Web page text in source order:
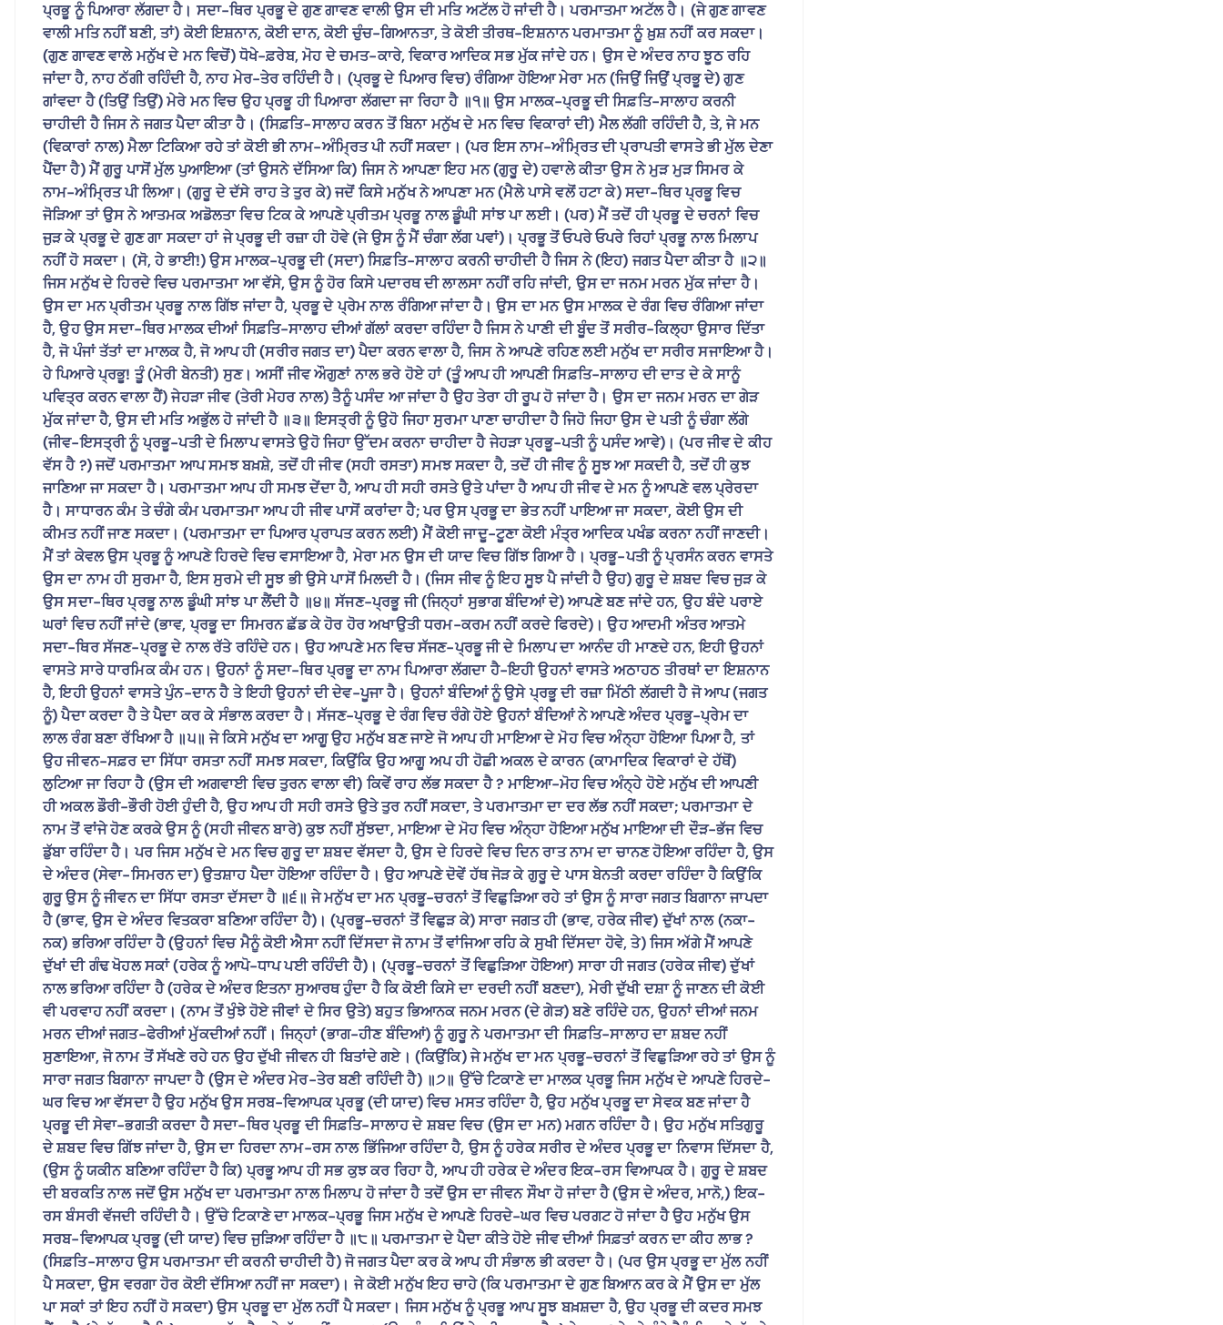
ਪ੍ਰਭੂ ਨੂੰ ਪਿਆਰਾ ਲੱਗਦਾ ਹੈ। ਸਦਾ-ਥਿਰ ਪ੍ਰਭੂ ਦੇ ਗੁਣ ਗਾਵਣ ਵਾਲੀ ਉਸ ਦੀ ਮਤਿ ਅਟੱਲ ਹੋ ਜਾਂਦੀ ਹੈ। ਪਰਮਾਤਮਾ ਅਟੱਲ ਹੈ। (ਜੇ ਗੁਣ ਗਾਵਣ
ਵਾਲੀ ਮਤਿ ਨਹੀਂ ਬਣੀ, ਤਾਂ) ਕੋਈ ਇਸ਼ਨਾਨ, ਕੋਈ ਦਾਨ, ਕੋਈ ਚੁੰਚ-ਗਿਆਨਤਾ, ਤੇ ਕੋਈ ਤੀਰਥ-ਇਸ਼ਨਾਨ ਪਰਮਾਤਮਾ ਨੂੰ ਖ਼ੁਸ਼ ਨਹੀਂ ਕਰ ਸਕਦਾ।
(ਗੁਣ ਗਾਵਣ ਵਾਲੇ ਮਨੁੱਖ ਦੇ ਮਨ ਵਿਚੋਂ) ਧੋਖੇ-ਫ਼ਰੇਬ, ਮੋਹ ਦੇ ਚਮਤ-ਕਾਰੇ, ਵਿਕਾਰ ਆਦਿਕ ਸਭ ਮੁੱਕ ਜਾਂਦੇ ਹਨ। ਉਸ ਦੇ ਅੰਦਰ ਨਾਹ ਝੂਠ ਰਹਿ
ਜਾਂਦਾ ਹੈ, ਨਾਹ ਠੱਗੀ ਰਹਿੰਦੀ ਹੈ, ਨਾਹ ਮੇਰ-ਤੇਰ ਰਹਿੰਦੀ ਹੈ। (ਪ੍ਰਭੂ ਦੇ ਪਿਆਰ ਵਿਚ) ਰੰਗਿਆ ਹੋਇਆ ਮੇਰਾ ਮਨ (ਜਿਉਂ ਜਿਉਂ ਪ੍ਰਭੂ ਦੇ) ਗੁਣ
ਗਾਂਵਦਾ ਹੈ (ਤਿਉਂ ਤਿਉਂ) ਮੇਰੇ ਮਨ ਵਿਚ ਉਹ ਪ੍ਰਭੂ ਹੀ ਪਿਆਰਾ ਲੱਗਦਾ ਜਾ ਰਿਹਾ ਹੈ ॥੧॥ ਉਸ ਮਾਲਕ-ਪ੍ਰਭੂ ਦੀ ਸਿਫ਼ਤਿ-ਸਾਲਾਹ ਕਰਨੀ
ਚਾਹੀਦੀ ਹੈ ਜਿਸ ਨੇ ਜਗਤ ਪੈਦਾ ਕੀਤਾ ਹੈ। (ਸਿਫ਼ਤਿ-ਸਾਲਾਹ ਕਰਨ ਤੋਂ ਬਿਨਾ ਮਨੁੱਖ ਦੇ ਮਨ ਵਿਚ ਵਿਕਾਰਾਂ ਦੀ) ਮੈਲ ਲੱਗੀ ਰਹਿੰਦੀ ਹੈ, ਤੇ, ਜੇ ਮਨ
(ਵਿਕਾਰਾਂ ਨਾਲ) ਮੈਲਾ ਟਿਕਿਆ ਰਹੇ ਤਾਂ ਕੋਈ ਭੀ ਨਾਮ-ਅੰਮ੍ਰਿਤ ਪੀ ਨਹੀਂ ਸਕਦਾ। (ਪਰ ਇਸ ਨਾਮ-ਅੰਮ੍ਰਿਤ ਦੀ ਪ੍ਰਾਪਤੀ ਵਾਸਤੇ ਭੀ ਮੁੱਲ ਦੇਣਾ
ਪੈਂਦਾ ਹੈ) ਮੈਂ ਗੁਰੂ ਪਾਸੋਂ ਮੁੱਲ ਪੁਆਇਆ (ਤਾਂ ਉਸਨੇ ਦੱਸਿਆ ਕਿ) ਜਿਸ ਨੇ ਆਪਣਾ ਇਹ ਮਨ (ਗੁਰੂ ਦੇ) ਹਵਾਲੇ ਕੀਤਾ ਉਸ ਨੇ ਮੁੜ ਮੁੜ ਸਿਮਰ ਕੇ
ਨਾਮ-ਅੰਮ੍ਰਿਤ ਪੀ ਲਿਆ। (ਗੁਰੂ ਦੇ ਦੱਸੇ ਰਾਹ ਤੇ ਤੁਰ ਕੇ) ਜਦੋਂ ਕਿਸੇ ਮਨੁੱਖ ਨੇ ਆਪਣਾ ਮਨ (ਮੈਲੇ ਪਾਸੇ ਵਲੋਂ ਹਟਾ ਕੇ) ਸਦਾ-ਥਿਰ ਪ੍ਰਭੂ ਵਿਚ
ਜੋੜਿਆ ਤਾਂ ਉਸ ਨੇ ਆਤਮਕ ਅਡੋਲਤਾ ਵਿਚ ਟਿਕ ਕੇ ਆਪਣੇ ਪ੍ਰੀਤਮ ਪ੍ਰਭੂ ਨਾਲ ਡੂੰਘੀ ਸਾਂਝ ਪਾ ਲਈ। (ਪਰ) ਮੈਂ ਤਦੋਂ ਹੀ ਪ੍ਰਭੂ ਦੇ ਚਰਨਾਂ ਵਿਚ
ਜੁੜ ਕੇ ਪ੍ਰਭੂ ਦੇ ਗੁਣ ਗਾ ਸਕਦਾ ਹਾਂ ਜੇ ਪ੍ਰਭੂ ਦੀ ਰਜ਼ਾ ਹੀ ਹੋਵੇ (ਜੇ ਉਸ ਨੂੰ ਮੈਂ ਚੰਗਾ ਲੱਗ ਪਵਾਂ)। ਪ੍ਰਭੂ ਤੋਂ ਓਪਰੇ ਓਪਰੇ ਰਿਹਾਂ ਪ੍ਰਭੂ ਨਾਲ ਮਿਲਾਪ
ਨਹੀਂ ਹੋ ਸਕਦਾ। (ਸੋ, ਹੇ ਭਾਈ!) ਉਸ ਮਾਲਕ-ਪ੍ਰਭੂ ਦੀ (ਸਦਾ) ਸਿਫ਼ਤਿ-ਸਾਲਾਹ ਕਰਨੀ ਚਾਹੀਦੀ ਹੈ ਜਿਸ ਨੇ (ਇਹ) ਜਗਤ ਪੈਦਾ ਕੀਤਾ ਹੈ ॥੨॥
ਜਿਸ ਮਨੁੱਖ ਦੇ ਹਿਰਦੇ ਵਿਚ ਪਰਮਾਤਮਾ ਆ ਵੱਸੇ, ਉਸ ਨੂੰ ਹੋਰ ਕਿਸੇ ਪਦਾਰਥ ਦੀ ਲਾਲਸਾ ਨਹੀਂ ਰਹਿ ਜਾਂਦੀ, ਉਸ ਦਾ ਜਨਮ ਮਰਨ ਮੁੱਕ ਜਾਂਦਾ ਹੈ।
ਉਸ ਦਾ ਮਨ ਪ੍ਰੀਤਮ ਪ੍ਰਭੂ ਨਾਲ ਗਿੱਝ ਜਾਂਦਾ ਹੈ, ਪ੍ਰਭੂ ਦੇ ਪ੍ਰੇਮ ਨਾਲ ਰੰਗਿਆ ਜਾਂਦਾ ਹੈ। ਉਸ ਦਾ ਮਨ ਉਸ ਮਾਲਕ ਦੇ ਰੰਗ ਵਿਚ ਰੰਗਿਆ ਜਾਂਦਾ
ਹੈ, ਉਹ ਉਸ ਸਦਾ-ਥਿਰ ਮਾਲਕ ਦੀਆਂ ਸਿਫ਼ਤਿ-ਸਾਲਾਹ ਦੀਆਂ ਗੱਲਾਂ ਕਰਦਾ ਰਹਿੰਦਾ ਹੈ ਜਿਸ ਨੇ ਪਾਣੀ ਦੀ ਬੂੰਦ ਤੋਂ ਸਰੀਰ-ਕਿਲ੍ਹਾ ਉਸਾਰ ਦਿੱਤਾ
ਹੈ, ਜੋ ਪੰਜਾਂ ਤੱਤਾਂ ਦਾ ਮਾਲਕ ਹੈ, ਜੋ ਆਪ ਹੀ (ਸਰੀਰ ਜਗਤ ਦਾ) ਪੈਦਾ ਕਰਨ ਵਾਲਾ ਹੈ, ਜਿਸ ਨੇ ਆਪਣੇ ਰਹਿਣ ਲਈ ਮਨੁੱਖ ਦਾ ਸਰੀਰ ਸਜਾਇਆ ਹੈ।
ਹੇ ਪਿਆਰੇ ਪ੍ਰਭੂ! ਤੂੰ (ਮੇਰੀ ਬੇਨਤੀ) ਸੁਣ। ਅਸੀਂ ਜੀਵ ਔਗੁਣਾਂ ਨਾਲ ਭਰੇ ਹੋਏ ਹਾਂ (ਤੂੰ ਆਪ ਹੀ ਆਪਣੀ ਸਿਫ਼ਤਿ-ਸਾਲਾਹ ਦੀ ਦਾਤ ਦੇ ਕੇ ਸਾਨੂੰ
ਪਵਿਤ੍ਰ ਕਰਨ ਵਾਲਾ ਹੈਂ) ਜੇਹੜਾ ਜੀਵ (ਤੇਰੀ ਮੇਹਰ ਨਾਲ) ਤੈਨੂੰ ਪਸੰਦ ਆ ਜਾਂਦਾ ਹੈ ਉਹ ਤੇਰਾ ਹੀ ਰੂਪ ਹੋ ਜਾਂਦਾ ਹੈ। ਉਸ ਦਾ ਜਨਮ ਮਰਨ ਦਾ ਗੇੜ
ਮੁੱਕ ਜਾਂਦਾ ਹੈ, ਉਸ ਦੀ ਮਤਿ ਅਭੁੱਲ ਹੋ ਜਾਂਦੀ ਹੈ ॥੩॥ ਇਸਤ੍ਰੀ ਨੂੰ ਉਹੋ ਜਿਹਾ ਸੁਰਮਾ ਪਾਣਾ ਚਾਹੀਦਾ ਹੈ ਜਿਹੋ ਜਿਹਾ ਉਸ ਦੇ ਪਤੀ ਨੂੰ ਚੰਗਾ ਲੱਗੇ
(ਜੀਵ-ਇਸਤ੍ਰੀ ਨੂੰ ਪ੍ਰਭੂ-ਪਤੀ ਦੇ ਮਿਲਾਪ ਵਾਸਤੇ ਉਹੋ ਜਿਹਾ ਉੱਦਮ ਕਰਨਾ ਚਾਹੀਦਾ ਹੈ ਜੇਹੜਾ ਪ੍ਰਭੂ-ਪਤੀ ਨੂੰ ਪਸੰਦ ਆਵੇ)। (ਪਰ ਜੀਵ ਦੇ ਕੀਹ
ਵੱਸ ਹੈ ?) ਜਦੋਂ ਪਰਮਾਤਮਾ ਆਪ ਸਮਝ ਬਖ਼ਸ਼ੇ, ਤਦੋਂ ਹੀ ਜੀਵ (ਸਹੀ ਰਸਤਾ) ਸਮਝ ਸਕਦਾ ਹੈ, ਤਦੋਂ ਹੀ ਜੀਵ ਨੂੰ ਸੂਝ ਆ ਸਕਦੀ ਹੈ, ਤਦੋਂ ਹੀ ਕੁਝ
ਜਾਣਿਆ ਜਾ ਸਕਦਾ ਹੈ। ਪਰਮਾਤਮਾ ਆਪ ਹੀ ਸਮਝ ਦੇਂਦਾ ਹੈ, ਆਪ ਹੀ ਸਹੀ ਰਸਤੇ ਉਤੇ ਪਾਂਦਾ ਹੈ ਆਪ ਹੀ ਜੀਵ ਦੇ ਮਨ ਨੂੰ ਆਪਣੇ ਵਲ ਪ੍ਰੇਰਦਾ
ਹੈ। ਸਾਧਾਰਨ ਕੰਮ ਤੇ ਚੰਗੇ ਕੰਮ ਪਰਮਾਤਮਾ ਆਪ ਹੀ ਜੀਵ ਪਾਸੋਂ ਕਰਾਂਦਾ ਹੈ; ਪਰ ਉਸ ਪ੍ਰਭੂ ਦਾ ਭੇਤ ਨਹੀਂ ਪਾਇਆ ਜਾ ਸਕਦਾ, ਕੋਈ ਉਸ ਦੀ
ਕੀਮਤ ਨਹੀਂ ਜਾਣ ਸਕਦਾ। (ਪਰਮਾਤਮਾ ਦਾ ਪਿਆਰ ਪ੍ਰਾਪਤ ਕਰਨ ਲਈ) ਮੈਂ ਕੋਈ ਜਾਦੂ-ਟੂਣਾ ਕੋਈ ਮੰਤ੍ਰ ਆਦਿਕ ਪਖੰਡ ਕਰਨਾ ਨਹੀਂ ਜਾਣਦੀ।
ਮੈਂ ਤਾਂ ਕੇਵਲ ਉਸ ਪ੍ਰਭੂ ਨੂੰ ਆਪਣੇ ਹਿਰਦੇ ਵਿਚ ਵਸਾਇਆ ਹੈ, ਮੇਰਾ ਮਨ ਉਸ ਦੀ ਯਾਦ ਵਿਚ ਗਿੱਝ ਗਿਆ ਹੈ। ਪ੍ਰਭੂ-ਪਤੀ ਨੂੰ ਪ੍ਰਸੰਨ ਕਰਨ ਵਾਸਤੇ
ਉਸ ਦਾ ਨਾਮ ਹੀ ਸੁਰਮਾ ਹੈ, ਇਸ ਸੁਰਮੇ ਦੀ ਸੂਝ ਭੀ ਉਸੇ ਪਾਸੋਂ ਮਿਲਦੀ ਹੈ। (ਜਿਸ ਜੀਵ ਨੂੰ ਇਹ ਸੂਝ ਪੈ ਜਾਂਦੀ ਹੈ ਉਹ) ਗੁਰੂ ਦੇ ਸ਼ਬਦ ਵਿਚ ਜੁੜ ਕੇ
ਉਸ ਸਦਾ-ਥਿਰ ਪ੍ਰਭੂ ਨਾਲ ਡੂੰਘੀ ਸਾਂਝ ਪਾ ਲੈਂਦੀ ਹੈ ॥੪॥ ਸੱਜਣ-ਪ੍ਰਭੂ ਜੀ (ਜਿਨ੍ਹਾਂ ਸੁਭਾਗ ਬੰਦਿਆਂ ਦੇ) ਆਪਣੇ ਬਣ ਜਾਂਦੇ ਹਨ, ਉਹ ਬੰਦੇ ਪਰਾਏ
ਘਰਾਂ ਵਿਚ ਨਹੀਂ ਜਾਂਦੇ (ਭਾਵ, ਪ੍ਰਭੂ ਦਾ ਸਿਮਰਨ ਛੱਡ ਕੇ ਹੋਰ ਹੋਰ ਅਖਾਉਤੀ ਧਰਮ-ਕਰਮ ਨਹੀਂ ਕਰਦੇ ਫਿਰਦੇ)। ਉਹ ਆਦਮੀ ਅੰਤਰ ਆਤਮੇ
ਸਦਾ-ਥਿਰ ਸੱਜਣ-ਪ੍ਰਭੂ ਦੇ ਨਾਲ ਰੱਤੇ ਰਹਿੰਦੇ ਹਨ। ਉਹ ਆਪਣੇ ਮਨ ਵਿਚ ਸੱਜਣ-ਪ੍ਰਭੂ ਜੀ ਦੇ ਮਿਲਾਪ ਦਾ ਆਨੰਦ ਹੀ ਮਾਣਦੇ ਹਨ, ਇਹੀ ਉਹਨਾਂ
ਵਾਸਤੇ ਸਾਰੇ ਧਾਰਮਿਕ ਕੰਮ ਹਨ। ਉਹਨਾਂ ਨੂੰ ਸਦਾ-ਥਿਰ ਪ੍ਰਭੂ ਦਾ ਨਾਮ ਪਿਆਰਾ ਲੱਗਦਾ ਹੈ-ਇਹੀ ਉਹਨਾਂ ਵਾਸਤੇ ਅਠਾਹਠ ਤੀਰਥਾਂ ਦਾ ਇਸ਼ਨਾਨ
ਹੈ, ਇਹੀ ਉਹਨਾਂ ਵਾਸਤੇ ਪੁੰਨ-ਦਾਨ ਹੈ ਤੇ ਇਹੀ ਉਹਨਾਂ ਦੀ ਦੇਵ-ਪੂਜਾ ਹੈ। ਉਹਨਾਂ ਬੰਦਿਆਂ ਨੂੰ ਉਸੇ ਪ੍ਰਭੂ ਦੀ ਰਜ਼ਾ ਮਿੱਠੀ ਲੱਗਦੀ ਹੈ ਜੋ ਆਪ (ਜਗਤ
ਨੂੰ) ਪੈਦਾ ਕਰਦਾ ਹੈ ਤੇ ਪੈਦਾ ਕਰ ਕੇ ਸੰਭਾਲ ਕਰਦਾ ਹੈ। ਸੱਜਣ-ਪ੍ਰਭੂ ਦੇ ਰੰਗ ਵਿਚ ਰੰਗੇ ਹੋਏ ਉਹਨਾਂ ਬੰਦਿਆਂ ਨੇ ਆਪਣੇ ਅੰਦਰ ਪ੍ਰਭੂ-ਪ੍ਰੇਮ ਦਾ
ਲਾਲ ਰੰਗ ਬਣਾ ਰੱਖਿਆ ਹੈ ॥੫॥ ਜੇ ਕਿਸੇ ਮਨੁੱਖ ਦਾ ਆਗੂ ਉਹ ਮਨੁੱਖ ਬਣ ਜਾਏ ਜੋ ਆਪ ਹੀ ਮਾਇਆ ਦੇ ਮੋਹ ਵਿਚ ਅੰਨ੍ਹਾ ਹੋਇਆ ਪਿਆ ਹੈ, ਤਾਂ
ਉਹ ਜੀਵਨ-ਸਫ਼ਰ ਦਾ ਸਿੱਧਾ ਰਸਤਾ ਨਹੀਂ ਸਮਝ ਸਕਦਾ, ਕਿਉਂਕਿ ਉਹ ਆਗੂ ਅਪ ਹੀ ਹੋਛੀ ਅਕਲ ਦੇ ਕਾਰਨ (ਕਾਮਾਦਿਕ ਵਿਕਾਰਾਂ ਦੇ ਹੱਥੋਂ)
ਲੁਟਿਆ ਜਾ ਰਿਹਾ ਹੈ (ਉਸ ਦੀ ਅਗਵਾਈ ਵਿਚ ਤੁਰਨ ਵਾਲਾ ਵੀ) ਕਿਵੇਂ ਰਾਹ ਲੱਭ ਸਕਦਾ ਹੈ ? ਮਾਇਆ-ਮੋਹ ਵਿਚ ਅੰਨ੍ਹੇ ਹੋਏ ਮਨੁੱਖ ਦੀ ਆਪਣੀ
ਹੀ ਅਕਲ ਡੌਰੀ-ਭੌਰੀ ਹੋਈ ਹੁੰਦੀ ਹੈ, ਉਹ ਆਪ ਹੀ ਸਹੀ ਰਸਤੇ ਉਤੇ ਤੁਰ ਨਹੀਂ ਸਕਦਾ, ਤੇ ਪਰਮਾਤਮਾ ਦਾ ਦਰ ਲੱਭ ਨਹੀਂ ਸਕਦਾ; ਪਰਮਾਤਮਾ ਦੇ
ਨਾਮ ਤੋਂ ਵਾਂਜੇ ਹੋਣ ਕਰਕੇ ਉਸ ਨੂੰ (ਸਹੀ ਜੀਵਨ ਬਾਰੇ) ਕੁਝ ਨਹੀਂ ਸੁੱਝਦਾ, ਮਾਇਆ ਦੇ ਮੋਹ ਵਿਚ ਅੰਨ੍ਹਾ ਹੋਇਆ ਮਨੁੱਖ ਮਾਇਆ ਦੀ ਦੌੜ-ਭੱਜ ਵਿਚ
ਡੁੱਬਾ ਰਹਿੰਦਾ ਹੈ। ਪਰ ਜਿਸ ਮਨੁੱਖ ਦੇ ਮਨ ਵਿਚ ਗੁਰੂ ਦਾ ਸ਼ਬਦ ਵੱਸਦਾ ਹੈ, ਉਸ ਦੇ ਹਿਰਦੇ ਵਿਚ ਦਿਨ ਰਾਤ ਨਾਮ ਦਾ ਚਾਨਣ ਹੋਇਆ ਰਹਿੰਦਾ ਹੈ, ਉਸ
ਦੇ ਅੰਦਰ (ਸੇਵਾ-ਸਿਮਰਨ ਦਾ) ਉਤਸ਼ਾਹ ਪੈਦਾ ਹੋਇਆ ਰਹਿੰਦਾ ਹੈ। ਉਹ ਆਪਣੇ ਦੋਵੇਂ ਹੱਥ ਜੋੜ ਕੇ ਗੁਰੂ ਦੇ ਪਾਸ ਬੇਨਤੀ ਕਰਦਾ ਰਹਿੰਦਾ ਹੈ ਕਿਉਂਕਿ
ਗੁਰੂ ਉਸ ਨੂੰ ਜੀਵਨ ਦਾ ਸਿੱਧਾ ਰਸਤਾ ਦੱਸਦਾ ਹੈ ॥੬॥ ਜੇ ਮਨੁੱਖ ਦਾ ਮਨ ਪ੍ਰਭੂ-ਚਰਨਾਂ ਤੋਂ ਵਿਛੁੜਿਆ ਰਹੇ ਤਾਂ ਉਸ ਨੂੰ ਸਾਰਾ ਜਗਤ ਬਿਗਾਨਾ ਜਾਪਦਾ
ਹੈ (ਭਾਵ, ਉਸ ਦੇ ਅੰਦਰ ਵਿਤਕਰਾ ਬਣਿਆ ਰਹਿੰਦਾ ਹੈ)। (ਪ੍ਰਭੂ-ਚਰਨਾਂ ਤੋਂ ਵਿਛੁੜ ਕੇ) ਸਾਰਾ ਜਗਤ ਹੀ (ਭਾਵ, ਹਰੇਕ ਜੀਵ) ਦੁੱਖਾਂ ਨਾਲ (ਨਕਾ-
ਨਕ) ਭਰਿਆ ਰਹਿੰਦਾ ਹੈ (ਉਹਨਾਂ ਵਿਚ ਮੈਨੂੰ ਕੋਈ ਐਸਾ ਨਹੀਂ ਦਿੱਸਦਾ ਜੋ ਨਾਮ ਤੋਂ ਵਾਂਜਿਆ ਰਹਿ ਕੇ ਸੁਖੀ ਦਿੱਸਦਾ ਹੋਵੇ, ਤੇ) ਜਿਸ ਅੱਗੇ ਮੈਂ ਆਪਣੇ
ਦੁੱਖਾਂ ਦੀ ਗੰਢ ਖੋਹਲ ਸਕਾਂ (ਹਰੇਕ ਨੂੰ ਆਪੋ-ਧਾਪ ਪਈ ਰਹਿੰਦੀ ਹੈ)। (ਪ੍ਰਭੂ-ਚਰਨਾਂ ਤੋਂ ਵਿਛੁੜਿਆ ਹੋਇਆ) ਸਾਰਾ ਹੀ ਜਗਤ (ਹਰੇਕ ਜੀਵ) ਦੁੱਖਾਂ
ਨਾਲ ਭਰਿਆ ਰਹਿੰਦਾ ਹੈ (ਹਰੇਕ ਦੇ ਅੰਦਰ ਇਤਨਾ ਸੁਆਰਥ ਹੁੰਦਾ ਹੈ ਕਿ ਕੋਈ ਕਿਸੇ ਦਾ ਦਰਦੀ ਨਹੀਂ ਬਣਦਾ), ਮੇਰੀ ਦੁੱਖੀ ਦਸ਼ਾ ਨੂੰ ਜਾਣਨ ਦੀ ਕੋਈ
ਵੀ ਪਰਵਾਹ ਨਹੀਂ ਕਰਦਾ। (ਨਾਮ ਤੋਂ ਖੁੰਝੇ ਹੋਏ ਜੀਵਾਂ ਦੇ ਸਿਰ ਉਤੇ) ਬਹੁਤ ਭਿਆਨਕ ਜਨਮ ਮਰਨ (ਦੇ ਗੇੜ) ਬਣੇ ਰਹਿੰਦੇ ਹਨ, ਉਹਨਾਂ ਦੀਆਂ ਜਨਮ
ਮਰਨ ਦੀਆਂ ਜਗਤ-ਫੇਰੀਆਂ ਮੁੱਕਦੀਆਂ ਨਹੀਂ। ਜਿਨ੍ਹਾਂ (ਭਾਗ-ਹੀਣ ਬੰਦਿਆਂ) ਨੂੰ ਗੁਰੂ ਨੇ ਪਰਮਾਤਮਾ ਦੀ ਸਿਫ਼ਤਿ-ਸਾਲਾਹ ਦਾ ਸ਼ਬਦ ਨਹੀਂ
ਸੁਣਾਇਆ, ਜੋ ਨਾਮ ਤੋਂ ਸੱਖਣੇ ਰਹੇ ਹਨ ਉਹ ਦੁੱਖੀ ਜੀਵਨ ਹੀ ਬਿਤਾਂਦੇ ਗਏ। (ਕਿਉਂਕਿ) ਜੇ ਮਨੁੱਖ ਦਾ ਮਨ ਪ੍ਰਭੂ-ਚਰਨਾਂ ਤੋਂ ਵਿਛੁੜਿਆ ਰਹੇ ਤਾਂ ਉਸ ਨੂੰ
ਸਾਰਾ ਜਗਤ ਬਿਗਾਨਾ ਜਾਪਦਾ ਹੈ (ਉਸ ਦੇ ਅੰਦਰ ਮੇਰ-ਤੇਰ ਬਣੀ ਰਹਿੰਦੀ ਹੈ) ॥੭॥ ਉੱਚੇ ਟਿਕਾਣੇ ਦਾ ਮਾਲਕ ਪ੍ਰਭੂ ਜਿਸ ਮਨੁੱਖ ਦੇ ਆਪਣੇ ਹਿਰਦੇ-
ਘਰ ਵਿਚ ਆ ਵੱਸਦਾ ਹੈ ਉਹ ਮਨੁੱਖ ਉਸ ਸਰਬ-ਵਿਆਪਕ ਪ੍ਰਭੂ (ਦੀ ਯਾਦ) ਵਿਚ ਮਸਤ ਰਹਿੰਦਾ ਹੈ, ਉਹ ਮਨੁੱਖ ਪ੍ਰਭੂ ਦਾ ਸੇਵਕ ਬਣ ਜਾਂਦਾ ਹੈ
ਪ੍ਰਭੂ ਦੀ ਸੇਵਾ-ਭਗਤੀ ਕਰਦਾ ਹੈ ਸਦਾ-ਥਿਰ ਪ੍ਰਭੂ ਦੀ ਸਿਫ਼ਤਿ-ਸਾਲਾਹ ਦੇ ਸ਼ਬਦ ਵਿਚ (ਉਸ ਦਾ ਮਨ) ਮਗਨ ਰਹਿੰਦਾ ਹੈ। ਉਹ ਮਨੁੱਖ ਸਤਿਗੁਰੂ
ਦੇ ਸ਼ਬਦ ਵਿਚ ਗਿੱਝ ਜਾਂਦਾ ਹੈ, ਉਸ ਦਾ ਹਿਰਦਾ ਨਾਮ-ਰਸ ਨਾਲ ਭਿੱਜਿਆ ਰਹਿੰਦਾ ਹੈ, ਉਸ ਨੂੰ ਹਰੇਕ ਸਰੀਰ ਦੇ ਅੰਦਰ ਪ੍ਰਭੂ ਦਾ ਨਿਵਾਸ ਦਿੱਸਦਾ ਹੈ,
(ਉਸ ਨੂੰ ਯਕੀਨ ਬਣਿਆ ਰਹਿੰਦਾ ਹੈ ਕਿ) ਪ੍ਰਭੂ ਆਪ ਹੀ ਸਭ ਕੁਝ ਕਰ ਰਿਹਾ ਹੈ, ਆਪ ਹੀ ਹਰੇਕ ਦੇ ਅੰਦਰ ਇਕ-ਰਸ ਵਿਆਪਕ ਹੈ। ਗੁਰੂ ਦੇ ਸ਼ਬਦ
ਦੀ ਬਰਕਤਿ ਨਾਲ ਜਦੋਂ ਉਸ ਮਨੁੱਖ ਦਾ ਪਰਮਾਤਮਾ ਨਾਲ ਮਿਲਾਪ ਹੋ ਜਾਂਦਾ ਹੈ ਤਦੋਂ ਉਸ ਦਾ ਜੀਵਨ ਸੌਖਾ ਹੋ ਜਾਂਦਾ ਹੈ (ਉਸ ਦੇ ਅੰਦਰ, ਮਾਨੋ,) ਇਕ-
ਰਸ ਬੰਸਰੀ ਵੱਜਦੀ ਰਹਿੰਦੀ ਹੈ। ਉੱਚੇ ਟਿਕਾਣੇ ਦਾ ਮਾਲਕ-ਪ੍ਰਭੂ ਜਿਸ ਮਨੁੱਖ ਦੇ ਆਪਣੇ ਹਿਰਦੇ-ਘਰ ਵਿਚ ਪਰਗਟ ਹੋ ਜਾਂਦਾ ਹੈ ਉਹ ਮਨੁੱਖ ਉਸ
ਸਰਬ-ਵਿਆਪਕ ਪ੍ਰਭੂ (ਦੀ ਯਾਦ) ਵਿਚ ਜੁੜਿਆ ਰਹਿੰਦਾ ਹੈ ॥੮॥ ਪਰਮਾਤਮਾ ਦੇ ਪੈਦਾ ਕੀਤੇ ਹੋਏ ਜੀਵ ਦੀਆਂ ਸਿਫ਼ਤਾਂ ਕਰਨ ਦਾ ਕੀਹ ਲਾਭ ?
(ਸਿਫ਼ਤਿ-ਸਾਲਾਹ ਉਸ ਪਰਮਾਤਮਾ ਦੀ ਕਰਨੀ ਚਾਹੀਦੀ ਹੈ) ਜੋ ਜਗਤ ਪੈਦਾ ਕਰ ਕੇ ਆਪ ਹੀ ਸੰਭਾਲ ਭੀ ਕਰਦਾ ਹੈ। (ਪਰ ਉਸ ਪ੍ਰਭੂ ਦਾ ਮੁੱਲ ਨਹੀਂ
ਪੈ ਸਕਦਾ, ਉਸ ਵਰਗਾ ਹੋਰ ਕੋਈ ਦੱਸਿਆ ਨਹੀਂ ਜਾ ਸਕਦਾ)। ਜੇ ਕੋਈ ਮਨੁੱਖ ਇਹ ਚਾਹੇ (ਕਿ ਪਰਮਾਤਮਾ ਦੇ ਗੁਣ ਬਿਆਨ ਕਰ ਕੇ ਮੈਂ ਉਸ ਦਾ ਮੁੱਲ
ਪਾ ਸਕਾਂ ਤਾਂ ਇਹ ਨਹੀਂ ਹੋ ਸਕਦਾ) ਉਸ ਪ੍ਰਭੂ ਦਾ ਮੁੱਲ ਨਹੀਂ ਪੈ ਸਕਦਾ। ਜਿਸ ਮਨੁੱਖ ਨੂੰ ਪ੍ਰਭੂ ਆਪ ਸੂਝ ਬਖ਼ਸ਼ਦਾ ਹੈ, ਉਹ ਪ੍ਰਭੂ ਦੀ ਕਦਰ ਸਮਝ